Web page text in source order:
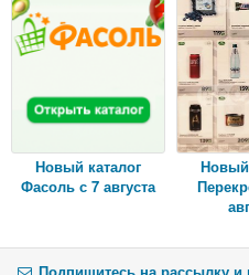
Новый каталог
Фасоль с 7 августа
Новый
Подпишитесь на рассылку